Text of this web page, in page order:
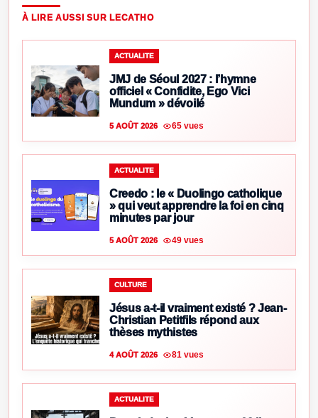
À LIRE AUSSI SUR LECATHO
ACTUALITE
JMJ de Séoul 2027 : l’hymne
officiel « Confidite, Ego Vici
Mundum » dévoilé
5 AOÛT 2026 65 vues
ACTUALITE
Creedo : le « Duolingo catholique
» qui veut apprendre la foi en cinq
minutes par jour
5 AOÛT 2026 49 vues
CULTURE
Jésus a-t-il vraiment existé ? Jean-
Christian Petitfils répond aux
thèses mythistes
4 AOÛT 2026 81 vues
ACTUALITE